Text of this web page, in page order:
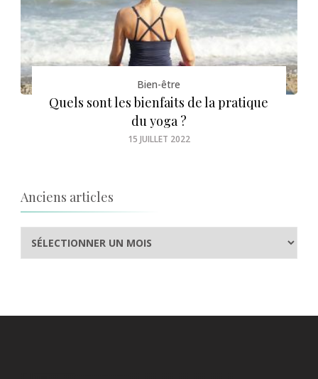
Bien-être
Quels sont les bienfaits de la pratique
du yoga ?
15 JUILLET 2022
Anciens articles
Anciens
articles